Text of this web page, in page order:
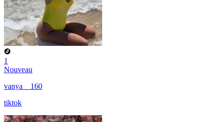
1
Nouveau
vanya__160
tiktok